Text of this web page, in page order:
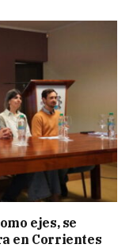
ejes, se
en Corrientes